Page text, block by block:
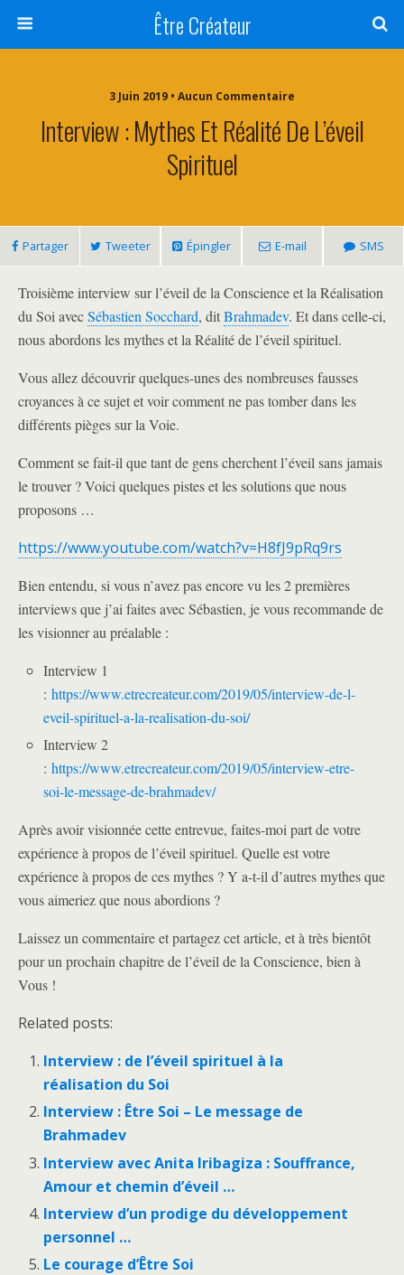
Être Créateur
3 Juin 2019 • Aucun Commentaire
Interview : Mythes Et Réalité De L’éveil
Spirituel
Partager Tweeter Épingler E-mail SMS
Troisième interview sur l’éveil de la Conscience et la Réalisation
du Soi avecSébastien Socchard, ditBrahmadev. Et dans celle-ci,
nous abordons les mythes et la Réalité de l’éveil spirituel.
Vous allez découvrir quelques-unes des nombreuses fausses
croyances à ce sujet et voir comment ne pas tomber dans les
différents pièges sur la Voie.
Comment se fait-il que tant de gens cherchent l’éveil sans jamais
le trouver ? Voici quelques pistes et les solutions que nous
proposons …
https://www.youtube.com/watch?v=H8fJ9pRq9rs
Bien entendu, si vous n’avez pas encore vu les 2 premières
interviews que j’ai faites avec Sébastien, je vous recommande de
les visionner au préalable :
Interview 1
:https://www.etrecreateur.com/2019/05/interview-de-l-
eveil-spirituel-a-la-realisation-du-soi/
Interview 2
:https://www.etrecreateur.com/2019/05/interview-etre-
soi-le-message-de-brahmadev/
Après avoir visionnée cette entrevue, faites-moi part de votre
expérience à propos de l’éveil spirituel. Quelle est votre
expérience à propos de ces mythes ? Y a-t-il d’autres mythes que
vous aimeriez que nous abordions ?
Laissez un commentaire et partagez cet article, et à très bientôt
pour un prochain chapitre de l’éveil de la Conscience, bien à
Vous !
Related posts:
Interview : de l’éveil spirituel à la
réalisation du Soi
Interview : Être Soi – Le message de
Brahmadev
Interview avec Anita Iribagiza : Souffrance,
Amour et chemin d’éveil …
Interview d’un prodige du développement
personnel …
Le courage d’Être Soi